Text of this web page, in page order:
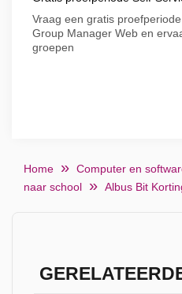
Vraag een gratis
Group Manager Web en
groepen
Home Computer en
naar school
Albus Bit